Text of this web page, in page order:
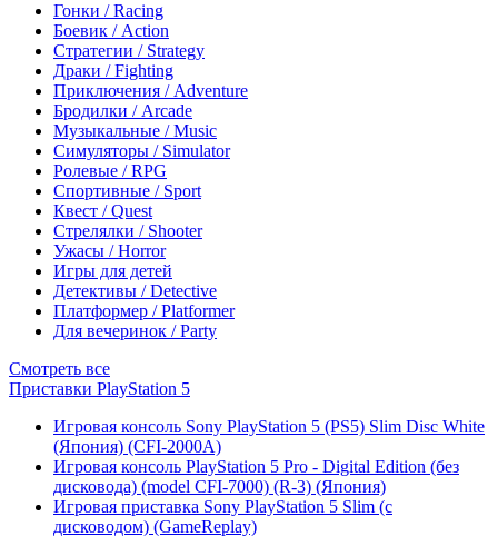
Гонки / Racing
Боевик / Action
Стратегии / Strategy
Драки / Fighting
Приключения / Adventure
Бродилки / Arcade
Музыкальные / Music
Симуляторы / Simulator
Ролевые / RPG
Спортивные / Sport
Квест / Quest
Стрелялки / Shooter
Ужасы / Horror
Игры для детей
Детективы / Detective
Платформер / Platformer
Для вечеринок / Party
Смотреть все
Приставки PlayStation 5
Игровая консоль Sony PlayStation 5 (PS5) Slim Disc White
(Япония) (CFI-2000A)
Игровая консоль PlayStation 5 Pro - Digital Edition (без
дисковода) (model CFI-7000) (R-3) (Япония)
Игровая приставка Sony PlayStation 5 Slim (с
дисководом) (GameReplay)